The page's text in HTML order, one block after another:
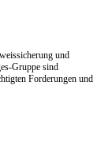
und
Gruppe sind
Forderungen und